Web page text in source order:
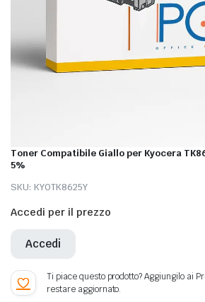
Toner Compatibile Giallo per Kyocera
5%
SKU: KYOTK8625Y
Accedi per il prezzo
Accedi